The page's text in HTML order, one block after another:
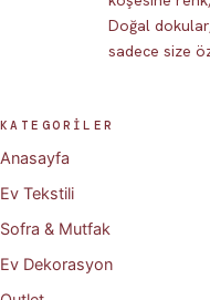
Doğal
sadece size
KATEGORİLER
Anasayfa
Ev Tekstili
Sofra & Mutfak
Ev Dekorasyon